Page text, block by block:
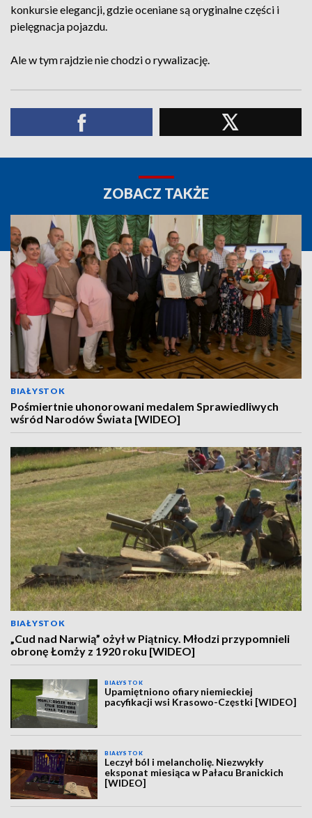
konkursie elegancji, gdzie oceniane są oryginalne części i
pielęgnacja pojazdu.
Ale w tym rajdzie nie chodzi o rywalizację.
ZOBACZ TAKŻE
BIAŁYSTOK
Pośmiertnie uhonorowani medalem Sprawiedliwych
wśród Narodów Świata [WIDEO]
BIAŁYSTOK
„Cud nad Narwią” ożył w Piątnicy. Młodzi przypomnieli
obronę Łomży z 1920 roku [WIDEO]
BIAŁYSTOK
Upamiętniono ofiary niemieckiej
pacyfikacji wsi Krasowo-Częstki [WIDEO]
BIAŁYSTOK
Leczył ból i melancholię. Niezwykły
eksponat miesiąca w Pałacu Branickich
[WIDEO]